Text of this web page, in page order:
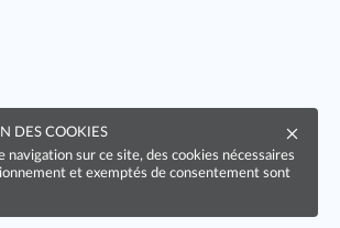
DES COOKIES
navigation sur ce site, des cookies nécessaires
et exemptés de consentement sont